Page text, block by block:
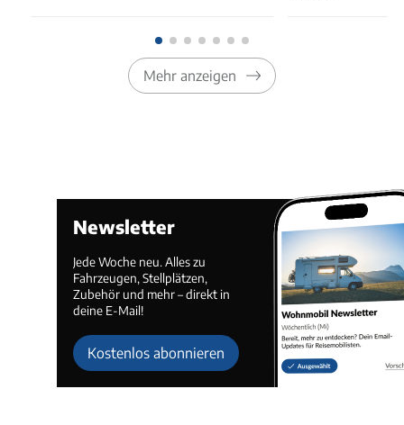
Mehr anzeigen
Newsletter
Jede Woche neu. Alles zu
Fahrzeugen, Stellplätzen,
Zubehör und mehr – direkt in
deine E-Mail!
Kostenlos abonnieren